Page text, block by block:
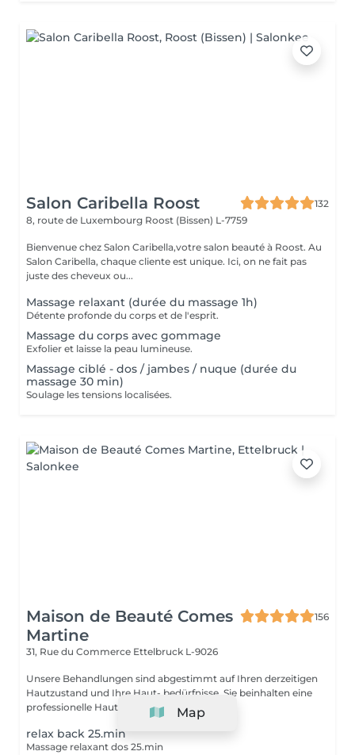
Salon Caribella Roost
132
8, route de Luxembourg Roost (Bissen) L-7759
Bienvenue chez Salon Caribella,votre salon beauté à Roost. Au
Salon Caribella, chaque cliente est unique. Ici, on ne fait pas
juste des cheveux ou...
Massage relaxant (durée du massage 1h)
Détente profonde du corps et de l'esprit.
Massage du corps avec gommage
Exfolier et laisse la peau lumineuse.
Massage ciblé - dos / jambes / nuque (durée du
massage 30 min)
Soulage les tensions localisées.
Maison de Beauté Comes
Martine
156
31, Rue du Commerce Ettelbruck L-9026
Unsere Behandlungen sind abgestimmt auf Ihren derzeitigen
Hautzustand und Ihre Haut- bedürfnisse. Sie beinhalten eine
professionelle Hautanalyse inklu...
relax back 25.min
Massage relaxant dos 25.min
Map